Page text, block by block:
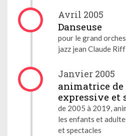
Avril 2005
Danseuse
pour le grand
jazz jean Claude
Janvier 2005
animatrice de
expressive et
de 2005 à 2019,
les enfants et
et spectacles